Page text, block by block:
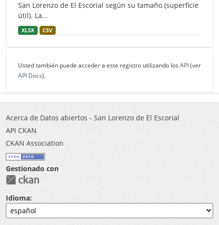
San Lorenzo de El Escorial según su tamaño (superficie
útil). La...
XLSX CSV
Usted también puede acceder a este registro utilizando los API(ver
API Docs).
Acerca de Datos abiertos - San Lorenzo de El Escorial
API CKAN
CKAN Association
Gestionado con
Idioma